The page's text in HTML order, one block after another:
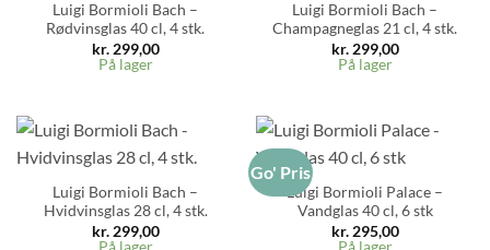
Luigi Bormioli Bach –
Rødvinsglas 40 cl, 4 stk.
kr.299,00
På lager
Luigi Bormioli Bach –
Champagneglas 21 cl, 4 stk.
kr.299,00
På lager
Luigi Bormioli Bach –
Hvidvinsglas 28 cl, 4 stk.
kr.299,00
Go' Pris
Luigi Bormioli Palace –
Vandglas 40 cl, 6 stk
kr.295,00